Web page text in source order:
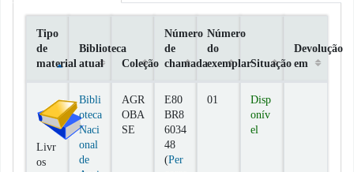
Tipo
de
material
Biblioteca
atual
Coleção
Número
de
chamada
Número
do
exemplarSituação
Devolução
em
Livr
os
Bibli
oteca
Naci
onal
de
AGR
OBA
SE
E80
BR8
6034
48
(Per
01
Disp
onív
el